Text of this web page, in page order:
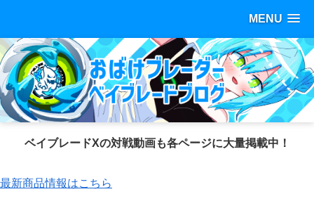
MENU
ベイブレードXの対戦動画も各ページに大量掲載中！
最新商品情報はこちら